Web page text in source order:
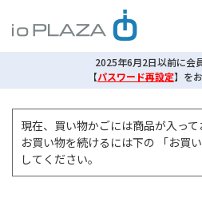
2025年6月2日以前に会
【パスワード再設定】 を
現在、買い物かごには商品が入って
お買い物を続けるには下の 「お買
してください。